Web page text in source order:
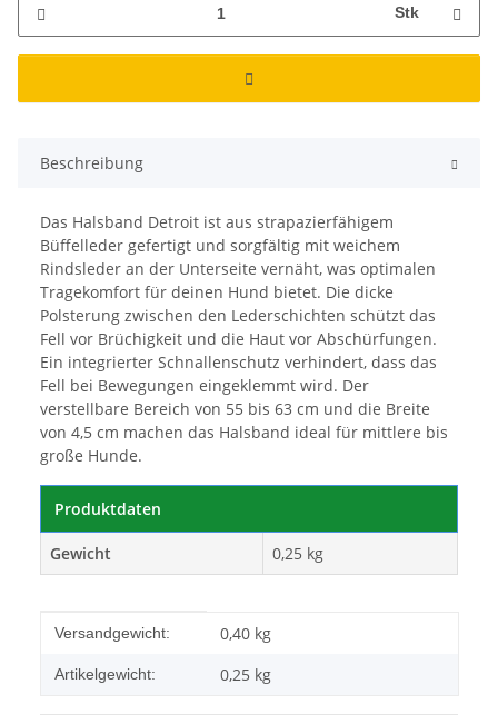
Stk
Beschreibung
Das Halsband Detroit ist aus strapazierfähigem
Büffelleder gefertigt und sorgfältig mit weichem
Rindsleder an der Unterseite vernäht, was optimalen
Tragekomfort für deinen Hund bietet. Die dicke
Polsterung zwischen den Lederschichten schützt das
Fell vor Brüchigkeit und die Haut vor Abschürfungen.
Ein integrierter Schnallenschutz verhindert, dass das
Fell bei Bewegungen eingeklemmt wird. Der
verstellbare Bereich von 55 bis 63 cm und die Breite
von 4,5 cm machen das Halsband ideal für mittlere bis
große Hunde.
Produktdaten
Gewicht 0,25 kg
Produkteigenschaft
Wert
Versandgewicht: 0,40 kg
Artikelgewicht: 0,25 kg